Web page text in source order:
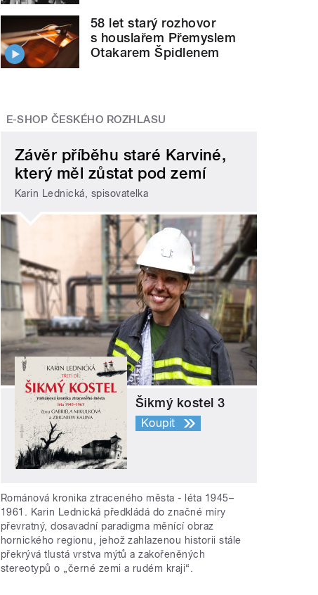
58 let starý rozhovor
s houslařem Přemyslem
Otakarem Špidlenem
E-SHOP ČESKÉHO ROZHLASU
Závěr příběhu staré Karviné,
který měl zůstat pod zemí
Karin Lednická, spisovatelka
Šikmý kostel 3
Koupit
Románová kronika ztraceného města - léta 1945–
1961. Karin Lednická předkládá do značné míry
převratný, dosavadní paradigma měnící obraz
hornického regionu, jehož zahlazenou historii stále
překrývá tlustá vrstva mýtů a zakořeněných
stereotypů o „černé zemi a rudém kraji“.